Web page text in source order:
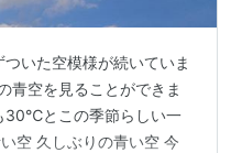
いた空模様が続いていま
青空を見ることができま
30℃とこの季節らしい一
空 久しぶりの青い空 今